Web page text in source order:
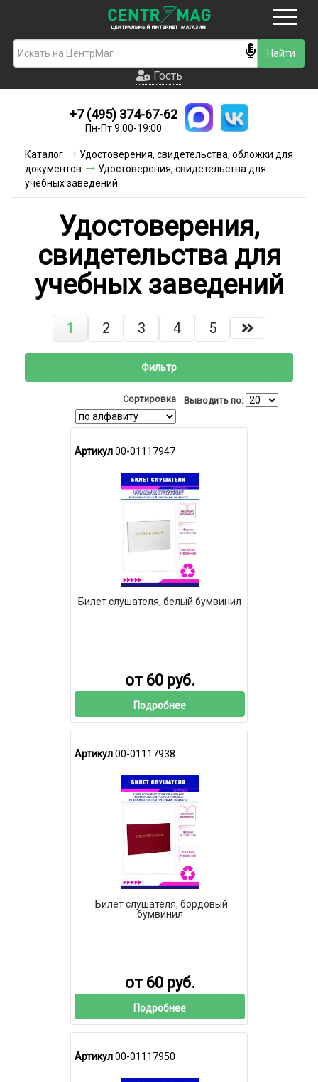
Гость
Новинки
Условия доставки
Условия оплаты
Акции и скидки
Гость
+7 (495) 374-67-62
Пн-Пт 9:00-19:00
Каталог
Удостоверения, свидетельства, обложки для
документов
Удостоверения, свидетельства для
учебных заведений
Удостоверения,
свидетельства для
учебных заведений
1 2 3 4 5
Фильтр
Сортировка Выводить по:
Артикул00-01117947
Билет слушателя, белый бумвинил
от 60 руб.
Подробнее
Артикул00-01117938
Билет слушателя, бордовый
бумвинил
от 60 руб.
Подробнее
Артикул00-01117950